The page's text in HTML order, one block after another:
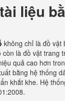
liệu
không chỉ là đồ vật
còn là đồ vật trang
quả cao hơn
bằng hệ thống
khắt khe. Hệ